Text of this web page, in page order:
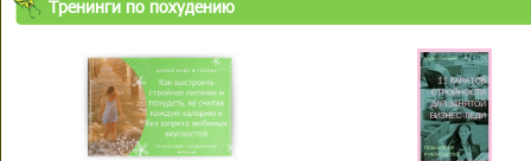
Тренинги по похудению